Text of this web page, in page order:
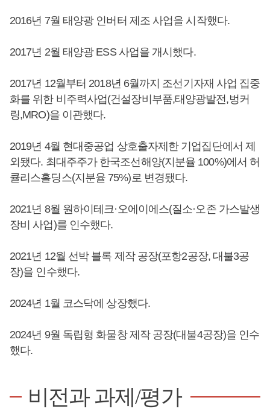
2016년 7월 태양광 인버터 제조 사업을 시작했다.
2017년 2월 태양광 ESS 사업을 개시했다.
2017년 12월부터 2018년 6월까지 조선기자재 사업 집중
화를 위한 비주력사업(건설장비부품,태양광발전,벙커
링,MRO)을 이관했다.
2019년 4월 현대중공업 상호출자제한 기업집단에서 제
외됐다. 최대주주가 한국조선해양(지분율 100%)에서 허
큘리스홀딩스(지분율 75%)로 변경됐다.
2021년 8월 원하이테크·오에이에스(질소·오존 가스발생
장비 사업)를 인수했다.
2021년 12월 선박 블록 제작 공장(포항2공장, 대불3공
장)을 인수했다.
2024년 1월 코스닥에 상장했다.
2024년 9월 독립형 화물창 제작 공장(대불4공장)을 인수
했다.
비전과 과제/평가